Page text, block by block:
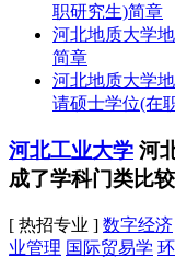
职研究生)简章
河北地质大学
简章
河北地质大学
请硕士学位(在
河北工业大学 河
成了学科门类比
[ 热招专业 ] 数字经济
业管理 国际贸易学